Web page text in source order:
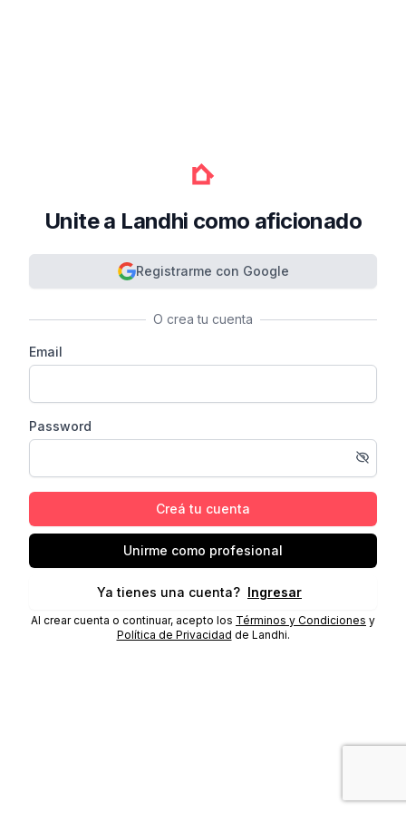
Unite a Landhi como aficionado
Registrarme con Google
O crea tu cuenta
Email
Password
Creá tu cuenta
Unirme como profesional
Ya tienes una cuenta? Ingresar
Al crear cuenta o continuar, acepto los Términos y Condiciones y
Política de Privacidad de Landhi.